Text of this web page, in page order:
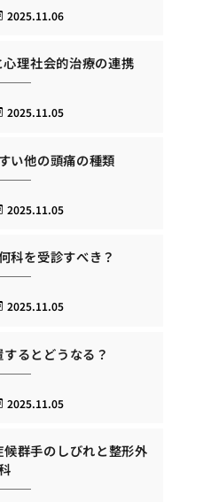
2025.11.06
理社会的治療の連携
2025.11.05
い他の頭痛の種類
2025.11.05
科を受診すべき？
2025.11.05
るとどうなる？
2025.11.05
群手のしびれと整形外